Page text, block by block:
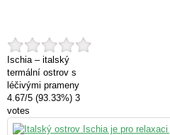
Ischia – italský
termální ostrov s
léčivými prameny
4.67/5 (93.33%) 3
votes